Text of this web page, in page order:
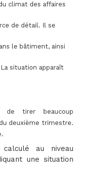
climat des affaires
de détail. Il se
le bâtiment, ainsi
situation apparaît
de tirer beaucoup
deuxième trimestre.
calculé au niveau
une situation